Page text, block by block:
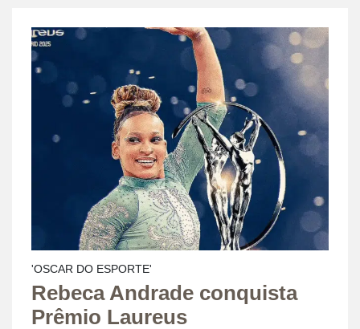
'OSCAR DO ESPORTE'
Rebeca Andrade conquista
Prêmio Laureus